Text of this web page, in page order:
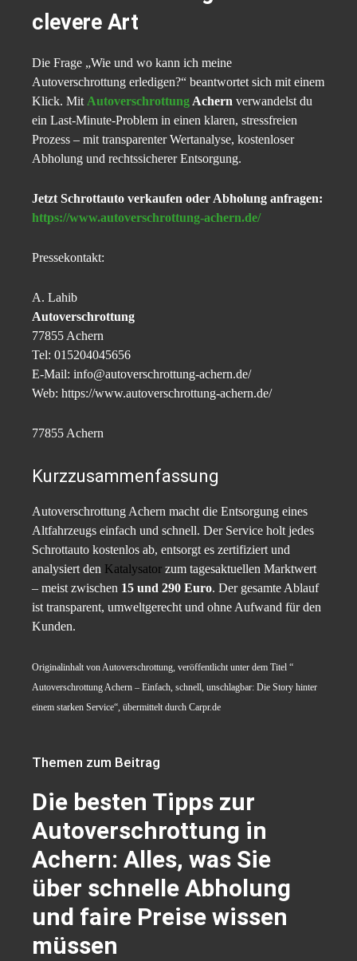
clevere Art
Die Frage „Wie und wo kann ich meine
Autoverschrottung erledigen?“ beantwortet sich mit einem
Klick. Mit Autoverschrottung Achern verwandelst du
ein Last-Minute-Problem in einen klaren, stressfreien
Prozess – mit transparenter Wertanalyse, kostenloser
Abholung und rechtssicherer Entsorgung.
Jetzt Schrottauto verkaufen oder Abholung anfragen:
https://www.autoverschrottung-achern.de/
Pressekontakt:
A. Lahib
Autoverschrottung
77855 Achern
Tel: 015204045656
E-Mail: info@autoverschrottung-achern.de/
Web: https://www.autoverschrottung-achern.de/
77855 Achern
Kurzzusammenfassung
Autoverschrottung Achern macht die Entsorgung eines
Altfahrzeugs einfach und schnell. Der Service holt jedes
Schrottauto kostenlos ab, entsorgt es zertifiziert und
analysiert den Katalysator zum tagesaktuellen Marktwert
– meist zwischen 15 und 290 Euro. Der gesamte Ablauf
ist transparent, umweltgerecht und ohne Aufwand für den
Kunden.
Originalinhalt von Autoverschrottung, veröffentlicht unter dem Titel “
Autoverschrottung Achern – Einfach, schnell, unschlagbar: Die Story hinter
einem starken Service“, übermittelt durch Carpr.de
Themen zum Beitrag
Die besten Tipps zur
Autoverschrottung in
Achern: Alles, was Sie
über schnelle Abholung
und faire Preise wissen
müssen